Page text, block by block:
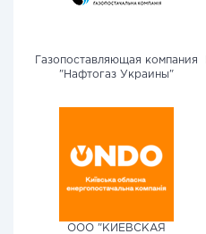
Газопоставляющая компания
"Нафтогаз Украины"
ООО "КИЕВСКАЯ